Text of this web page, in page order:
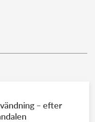
– efter